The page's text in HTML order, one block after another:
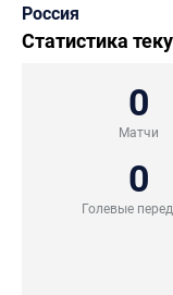
Россия
Статистика
0
Матчи
0
Голевые